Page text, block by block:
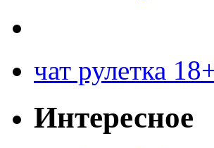
чат рулетка
Интересное